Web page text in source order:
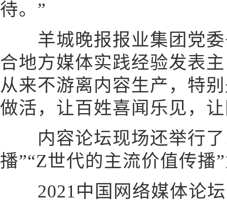
待。”
羊城晚报报业集团党委
合地方媒体实践经验发表
从来不游离内容生产，特
做活，让百姓喜闻乐见，
内容论坛现场还举行了
播”“Z世代的主流价值传播
2021中国网络媒体论坛